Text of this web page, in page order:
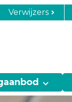
Verwijzers